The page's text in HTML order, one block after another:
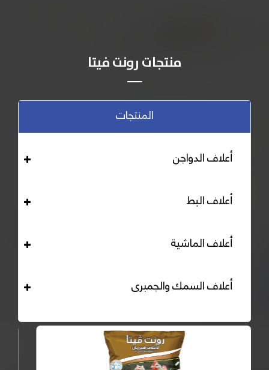
منتجات رونت فيتا
المنتجات
أعلاف الدواجن
أعلاف البط
أعلاف الماشية
أعلاف السمك والجمبرى